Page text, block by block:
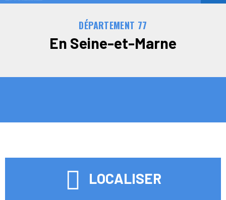
DÉPARTEMENT 77
En Seine-et-Marne
LOCALISER